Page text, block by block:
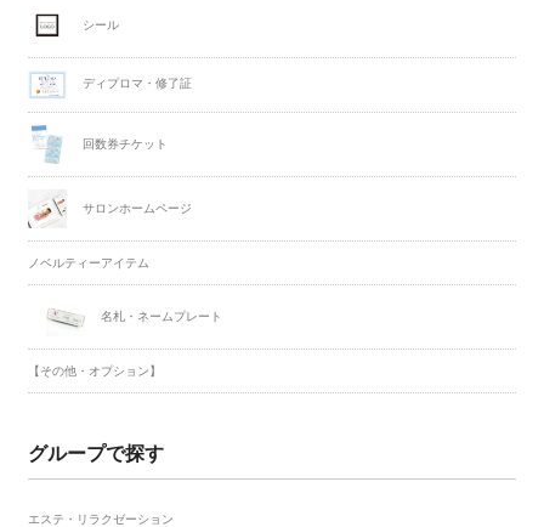
シール
ディプロマ・修了証
回数券チケット
サロンホームページ
ノベルティーアイテム
名札・ネームプレート
【その他・オプション】
グループで探す
エステ・リラクゼーション